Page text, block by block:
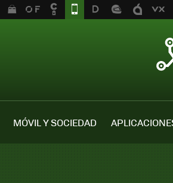
MÓVIL Y SOCIEDAD